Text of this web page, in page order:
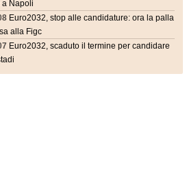
a Napoli
Euro2032, stop alle candidature: ora la palla
alla Figc
Euro2032, scaduto il termine per candidare